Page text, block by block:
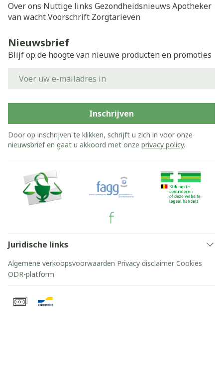
Over ons Nuttige links Gezondheidsnieuws Apotheker
van wachtVoorschrift Zorgtarieven
Nieuwsbrief
Blijf op de hoogte van nieuwe producten en promoties
Inschrijven
Door op inschrijven te klikken, schrijft u zich in voor onze
nieuwsbrief en gaat u akkoord met onze privacy policy.
Juridische links
Algemene verkoopsvoorwaarden Privacy disclaimer Cookies
ODR-platform